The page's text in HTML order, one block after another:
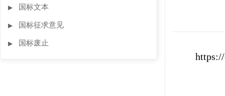
▶ 国标文本
▶ 国标征求意见
▶ 国标废止